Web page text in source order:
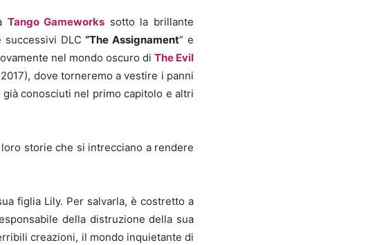
Tango Gameworks sotto la brillante
successivi DLC“The Assignament” e
nel mondo oscuro di The Evil
dove torneremo a vestire i panni
conosciuti nel primo capitolo e altri
storie che si intrecciano a rendere
figlia Lily. Per salvarla, è costretto a
della distruzione della sua
creazioni, il mondo inquietante di